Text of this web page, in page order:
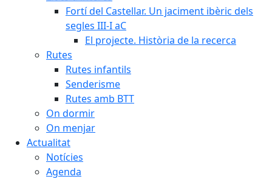
Fortí del Castellar. Un jaciment ibèric dels
segles III-I aC
El projecte. Història de la recerca
Rutes
Rutes infantils
Senderisme
Rutes amb BTT
On dormir
On menjar
Actualitat
Notícies
Agenda